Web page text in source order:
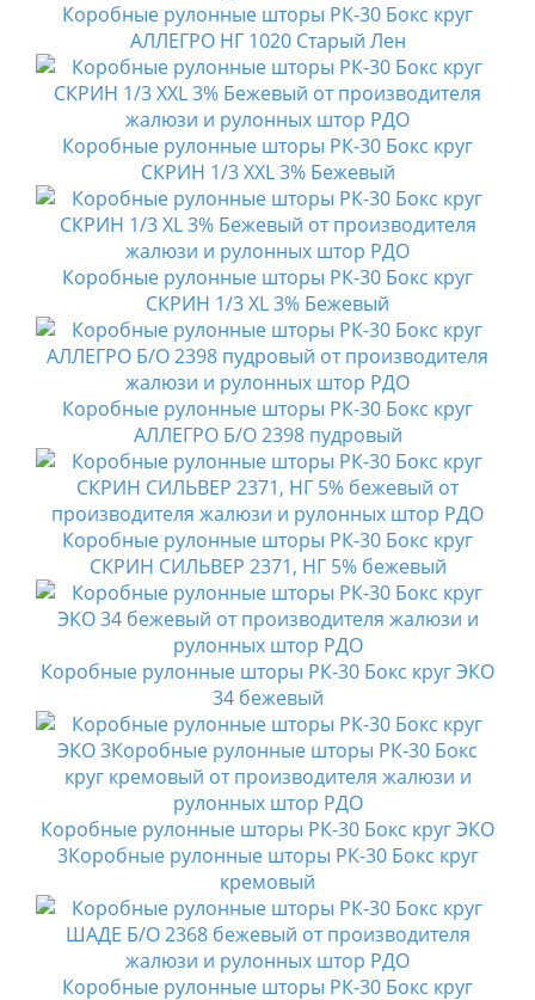
Коробные рулонные шторы РК-30 Бокс круг
АЛЛЕГРО НГ 1020 Старый Лен
Коробные рулонные шторы РК-30 Бокс круг
СКРИН 1/3 XXL 3% Бежевый
Коробные рулонные шторы РК-30 Бокс круг
СКРИН 1/3 XL 3% Бежевый
Коробные рулонные шторы РК-30 Бокс круг
АЛЛЕГРО Б/О 2398 пудровый
Коробные рулонные шторы РК-30 Бокс круг
СКРИН СИЛЬВЕР 2371, НГ 5% бежевый
Коробные рулонные шторы РК-30 Бокс круг ЭКО
34 бежевый
Коробные рулонные шторы РК-30 Бокс круг ЭКО
3Коробные рулонные шторы РК-30 Бокс круг
кремовый
Коробные рулонные шторы РК-30 Бокс круг